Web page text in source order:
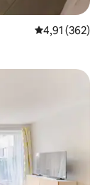
Gemiddelde
4,91 (362)